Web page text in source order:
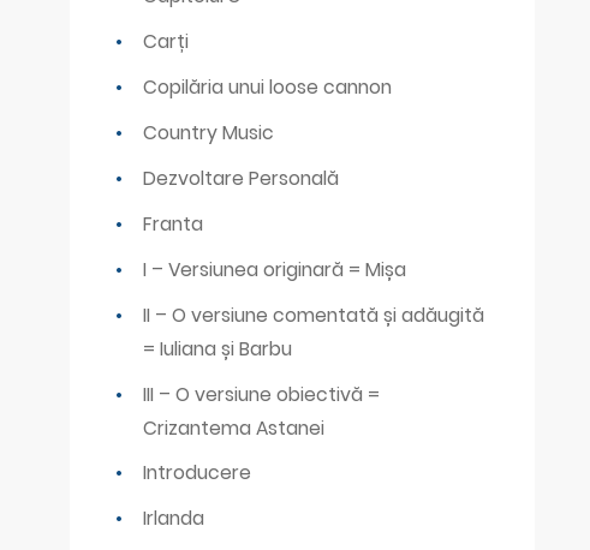
Carți
Copilăria unui loose cannon
Country Music
Dezvoltare Personală
Franta
I – Versiunea originară = Mișa
II – O versiune comentată și adăugită
= Iuliana și Barbu
III – O versiune obiectivă =
Crizantema Astanei
Introducere
Irlanda